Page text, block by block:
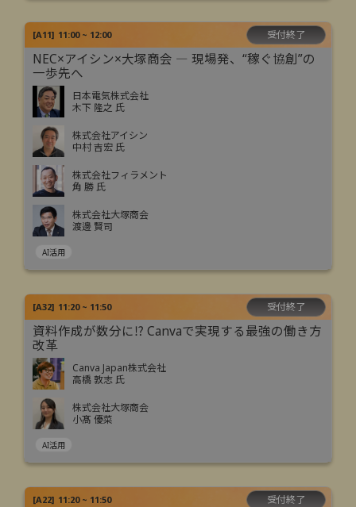
[A11] 11:00 ~ 12:00 受付終了
NEC×アイシン×大塚商会 ― 現場発、“稼ぐ協創”の
一歩先へ
日本電気株式会社
木下 隆之 氏
株式会社アイシン
中村 吉宏 氏
株式会社フィラメント
角 勝 氏
株式会社大塚商会
渡邊 賢司
AI活用
[A32] 11:20 ~ 11:50 受付終了
資料作成が数分に⁉ Canvaで実現する最強の働き方
改革
Canva Japan株式会社
高橋 敦志 氏
株式会社大塚商会
小髙 優菜
AI活用
[A22] 11:20 ~ 11:50 受付終了